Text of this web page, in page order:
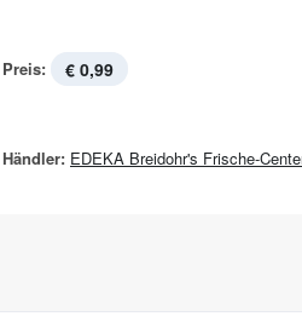
Preis: € 0,99
Händler: EDEKA Breidohr's Frische-